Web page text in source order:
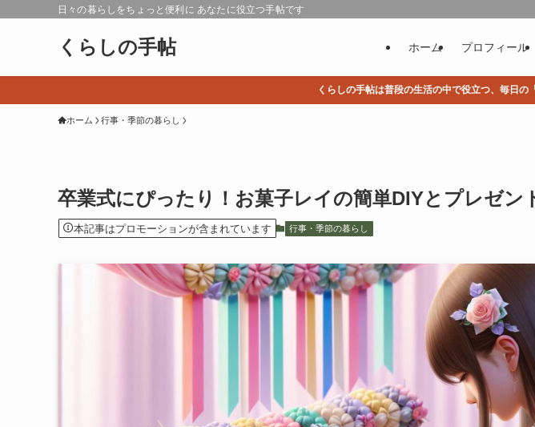
日々の暮らしをちょっと便利に あなたに役立つ手帖です
くらしの手帖 ホーム プロフィール
くらしの手帖は普段の生活の中で役立つ、毎日の
ホーム 行事・季節の暮らし
卒業式にぴったり！お菓子レイの簡単DIYとプレゼン
本記事はプロモーションが含まれています 行事・季節の暮らし